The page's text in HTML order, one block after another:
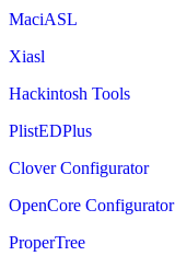
MaciASL
Xiasl
Hackintosh Tools
PlistEDPlus
Clover Configurator
OpenCore Configurator
ProperTree